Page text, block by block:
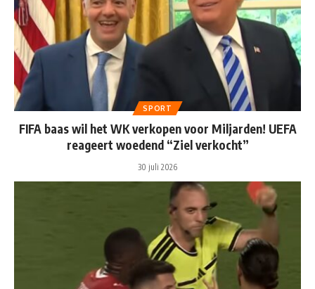
SPORT
FIFA baas wil het WK verkopen voor Miljarden! UEFA
reageert woedend “Ziel verkocht”
30 juli 2026